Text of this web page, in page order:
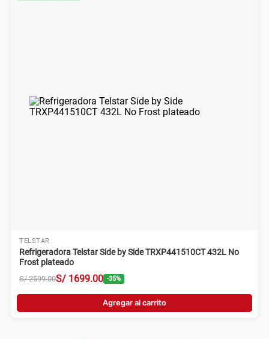
TELSTAR
Refrigeradora Telstar Side by Side TRXP441510CT 432L No
Frost plateado
S/ 2599.00S/ 1699.00 -35%
Agregar al carrito